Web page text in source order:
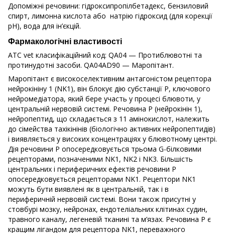
Допоміжні речовини: гідроксипропілбетадекс, бензиловий
спирт, лимонна кислота або натрію гідроксид (для корекції
рН), вода для ін’єкцій.
Фармакологічні властивості
АТС vet класифікаційний код: QA04 — Протиблювотні та
протинудотні засоби. QA04AD90 — Маропітант.
Маропітант є високоселективним антагоністом рецептора
нейрокініну 1 (NK1), він блокує дію субстанції P, ключового
нейромедіатора, який бере участь у процесі блювоти, у
центральній нервовій системі. Речовина P (нейрокінін 1),
нейропептид, що складається з 11 амінокислот, належить
до сімейства тахікінінів (біологічно активних нейропептидів)
і виявляється у високих концентраціях у блювотному центрі.
Дія речовини P опосередковується трьома G-білковими
рецепторами, позначеними NK1, NK2 і NK3. Більшість
центральних і периферичних ефектів речовини P
опосередковується рецепторами NK1. Рецептори NK1
можуть бути виявлені як в центральній, так і в
периферичній нервовій системі. Вони також присутні у
стовбурі мозку, нейронах, ендотеліальних клітинах судин,
травного каналу, легеневій тканині та м’язах. Речовина Р є
кращим лігандом для рецептора NK1, переважного